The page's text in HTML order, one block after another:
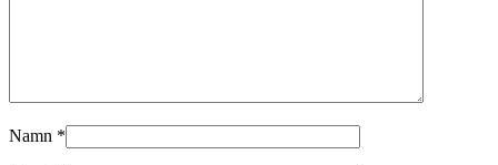
Namn *